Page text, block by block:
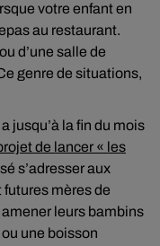
votre enfant en
au restaurant.
d’une salle de
genre de situations,
jusqu’à la fin du mois
de lancer « les
s’adresser aux
mères de
amener leurs bambins
une boisson